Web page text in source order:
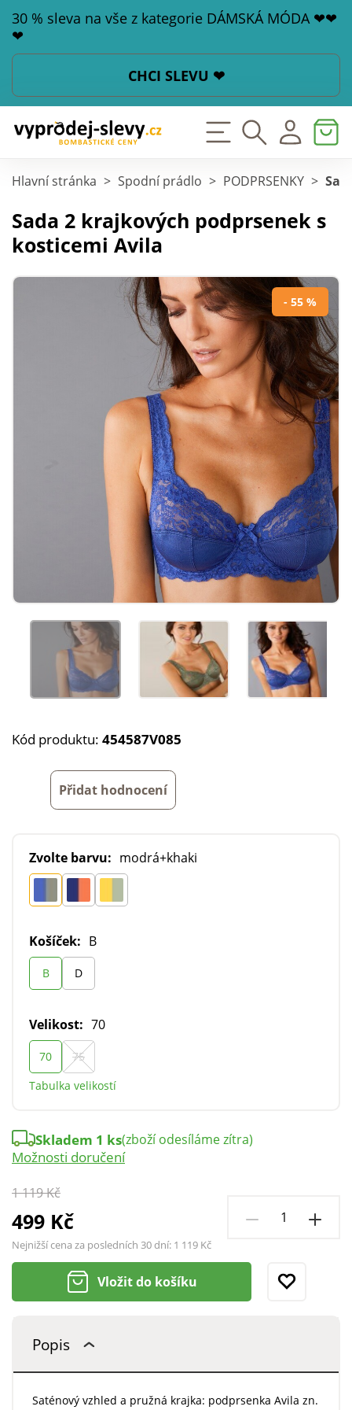
30 % sleva na vše z kategorie DÁMSKÁ MÓDA ❤❤
❤
CHCI SLEVU ❤
Hlavní stránka > Spodní prádlo > PODPRSENKY >
Sada 2 krajkových podprsenek s
kosticemi Avila
- 55 %
Kód produktu: 454587V085
Přidat hodnocení
Zvolte barvu: modrá+khaki
Košíček: B
B D
Velikost: 70
70
75
Tabulka velikostí
1 119 Kč
499 Kč
Nejnižší cena za posledních 30 dní: 1 119 Kč
Skladem 1 ks(zboží odesíláme zítra)
Možnosti doručení
Vložit do košíku
Popis
Saténový vzhled a pružná krajka: podprsenka Avila zn.